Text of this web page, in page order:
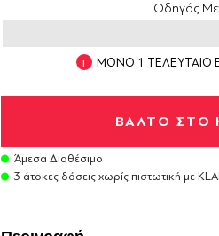
Οδηγός
ΜΟΝΟ 1 ΤΕΛΕΥΤΑΙΟ
Άμεσα Διαθέσιμο
3 άτοκες δόσεις χωρίς πιστωτική με